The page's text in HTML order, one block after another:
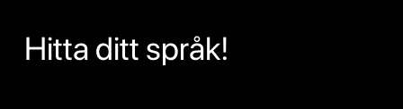
Hitta ditt språk!